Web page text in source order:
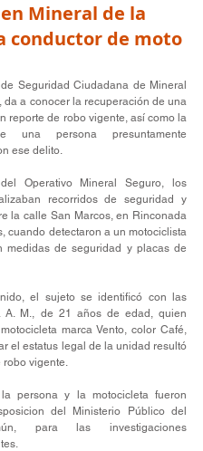
Mineral de la
conductor de moto
Seguridad Ciudadana de Mineral
da a conocer la recuperación de una
reporte de robo vigente, así como la
una persona presuntamente
ese delito.
Operativo Mineral Seguro, los
recorridos de seguridad y
la calle San Marcos, en Rinconada
cuando detectaron a un motociclista
medidas de seguridad y placas de
el sujeto se identificó con las
A. M., de 21 años de edad, quien
marca Vento, color Café,
el estatus legal de la unidad resultó
robo vigente.
persona y la motocicleta fueron
del Ministerio Público del
para las investigaciones